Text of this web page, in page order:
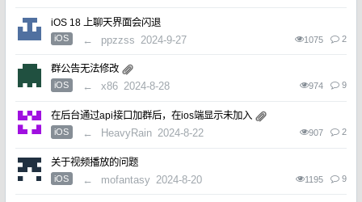
iOS 18 上聊天界面会闪退
iOS ← ppzzss 2024-9-27 1075 2
群公告无法修改
iOS ← x86 2024-8-28 974 9
在后台通过api接口加群后，在ios端显示未加入
iOS ← HeavyRain 2024-8-22 907 2
关于视频播放的问题
iOS ← mofantasy 2024-8-20 1195 9